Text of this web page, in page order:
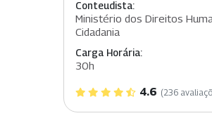
Conteudista:
Ministério dos Direitos
Cidadania
Carga Horária:
30h
4.6 (236